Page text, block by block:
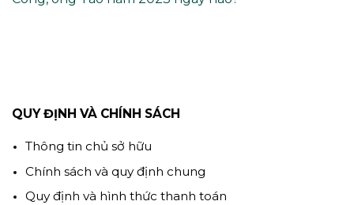
QUY ĐỊNH VÀ CHÍNH SÁCH
Thông tin chủ sở hữu
Chính sách và quy định chung
Quy định và hình thức thanh toán